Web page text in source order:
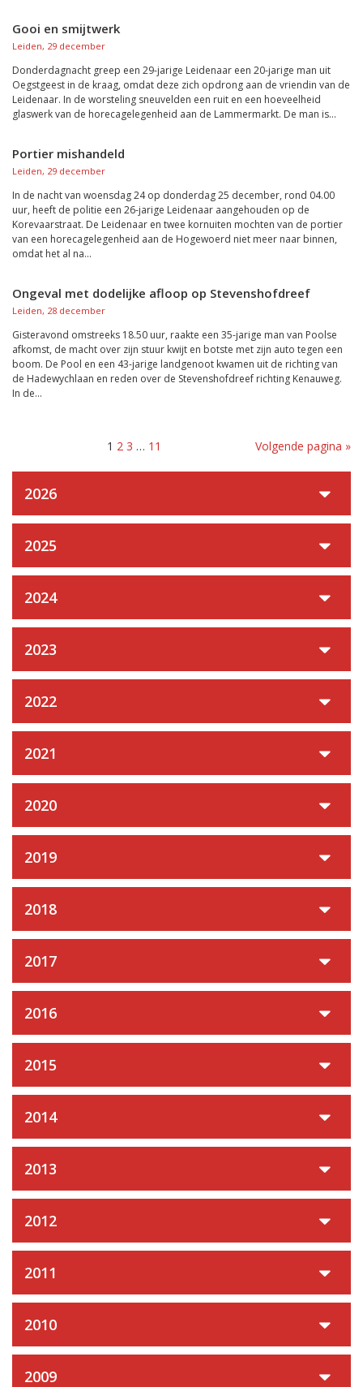
Gooi en smijtwerk
Leiden, 29 december
Donderdagnacht greep een 29-jarige Leidenaar een 20-jarige man uit
Oegstgeest in de kraag, omdat deze zich opdrong aan de vriendin van de
Leidenaar. In de worsteling sneuvelden een ruit en een hoeveelheid
glaswerk van de horecagelegenheid aan de Lammermarkt. De man is...
Portier mishandeld
Leiden, 29 december
In de nacht van woensdag 24 op donderdag 25 december, rond 04.00
uur, heeft de politie een 26-jarige Leidenaar aangehouden op de
Korevaarstraat. De Leidenaar en twee kornuiten mochten van de portier
van een horecagelegenheid aan de Hogewoerd niet meer naar binnen,
omdat het al na...
Ongeval met dodelijke afloop op Stevenshofdreef
Leiden, 28 december
Gisteravond omstreeks 18.50 uur, raakte een 35-jarige man van Poolse
afkomst, de macht over zijn stuur kwijt en botste met zijn auto tegen een
boom. De Pool en een 43-jarige landgenoot kwamen uit de richting van
de Hadewychlaan en reden over de Stevenshofdreef richting Kenauweg.
In de...
1 2 3 … 11 Volgende pagina »
2026
2025
2024
2023
2022
2021
2020
2019
2018
2017
2016
2015
2014
2013
2012
2011
2010
2009